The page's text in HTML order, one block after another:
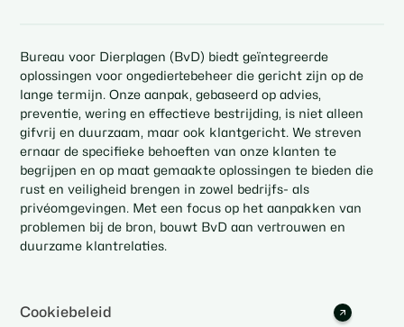
Bureau voor Dierplagen (BvD) biedt geïntegreerde
oplossingen voor ongediertebeheer die gericht zijn op de
lange termijn. Onze aanpak, gebaseerd op advies,
preventie, wering en effectieve bestrijding, is niet alleen
gifvrij en duurzaam, maar ook klantgericht. We streven
ernaar de specifieke behoeften van onze klanten te
begrijpen en op maat gemaakte oplossingen te bieden die
rust en veiligheid brengen in zowel bedrijfs- als
privéomgevingen. Met een focus op het aanpakken van
problemen bij de bron, bouwt BvD aan vertrouwen en
duurzame klantrelaties.
Cookiebeleid